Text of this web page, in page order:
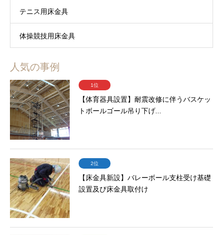
テニス用床金具
体操競技用床金具
人気の事例
1位
【体育器具設置】耐震改修に伴うバスケッ
トボールゴール吊り下げ...
2位
【床金具新設】バレーボール支柱受け基礎
設置及び床金具取付け